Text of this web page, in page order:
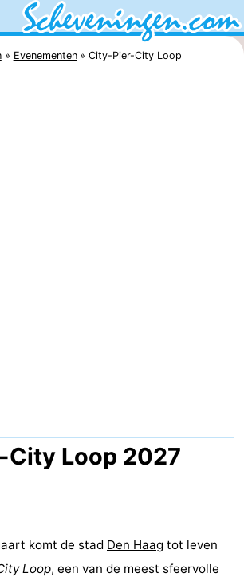
Evenementen City-Pier-City Loop
Loop 2027
komt de stad Den Haag tot leven
Loop, een van de meest sfeervolle